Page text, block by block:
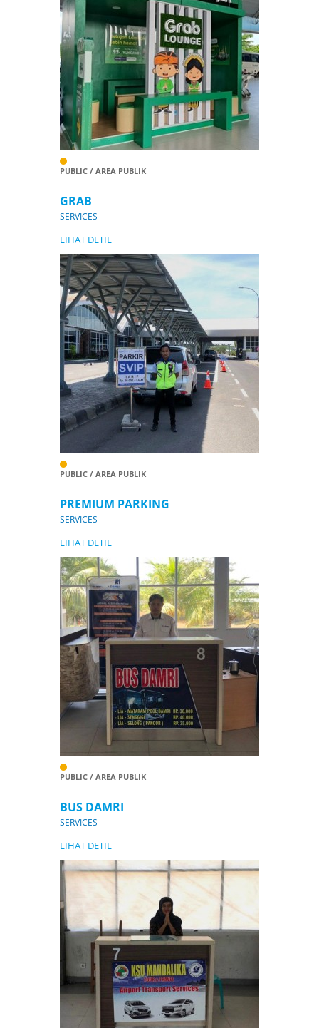
PUBLIC / AREA PUBLIK
GRAB
SERVICES
LIHAT DETIL
PUBLIC / AREA PUBLIK
PREMIUM PARKING
SERVICES
LIHAT DETIL
PUBLIC / AREA PUBLIK
BUS DAMRI
SERVICES
LIHAT DETIL